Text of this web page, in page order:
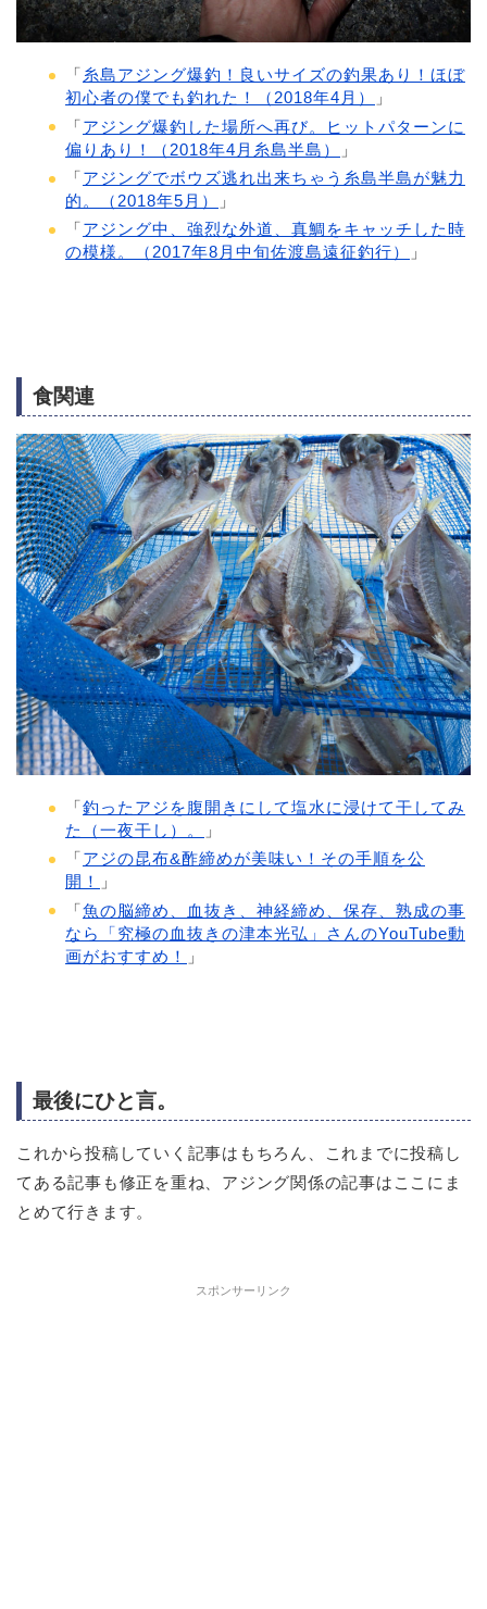
「 糸島アジング爆釣！良いサイズの釣果あり！ほぼ
初心者の僕でも釣れた！（2018年4月）
」
「アジング爆釣した場所へ再び。ヒットパターンに
偏りあり！（2018年4月糸島半島）
」
「アジングでボウズ逃れ出来ちゃう糸島半島が魅力
的。（2018年5月）
」
「アジング中、強烈な外道、真鯛をキャッチした時
の模様。（2017年8月中旬佐渡島遠征釣行）
」
食関連
「釣ったアジを腹開きにして塩水に浸けて干してみ
た（一夜干し）。
」
「アジの昆布&酢締めが美味い！その手順を公
開！
」
「魚の脳締め、血抜き、神経締め、保存、熟成の事
なら「究極の血抜きの津本光弘」さんのYouTube動
画がおすすめ！
」
最後にひと言。
これから投稿していく記事はもちろん、これまでに投稿し
てある記事も修正を重ね、アジング関係の記事はここにま
とめて行きます。
スポンサーリンク